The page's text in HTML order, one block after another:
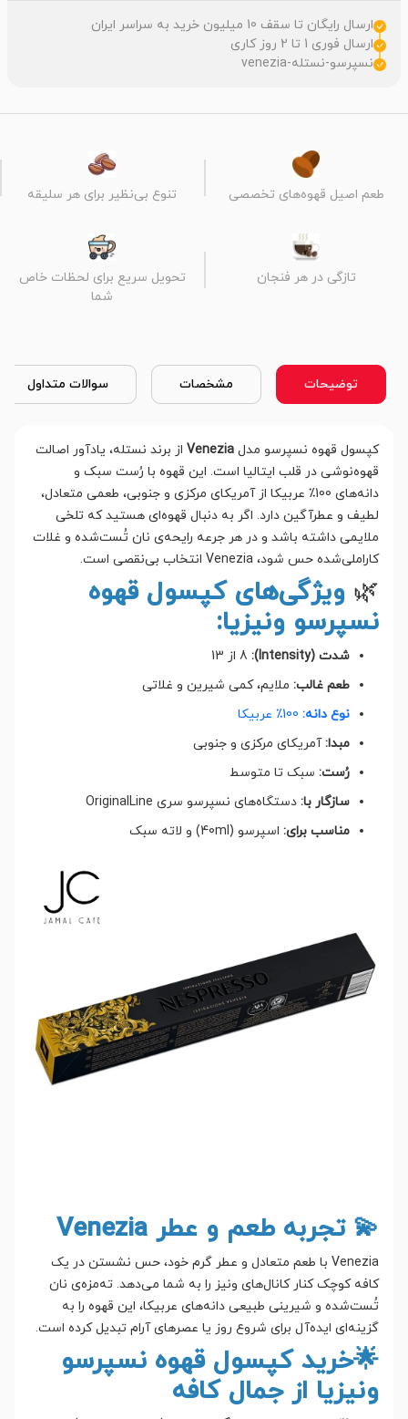
ارسال رایگان تا سقف 10 میلیون خرید به سراسر ایران
ارسال فوری 1 تا 2 روز کاری
نسپرسو-نستله-venezia
طعم اصیل قهوه‌های تخصصی تنوع بی‌نظیر برای هر سلیقه
تازگی در هر فنجان
تحویل سریع برای لحظات خاص
شما
توضیحات مشخصات سوالات متداول
کپسول قهوه نسپرسو مدل Venezia از برند نستله، یادآور اصالت
قهوه‌نوشی در قلب ایتالیا است. این قهوه با رُست سبک و
دانه‌های 100٪ عربیکا از آمریکای مرکزی و جنوبی، طعمی متعادل،
لطیف و عطرآگین دارد. اگر به دنبال قهوه‌ای هستید که تلخی
ملایمی داشته باشد و در هر جرعه رایحه‌ی نان تُست‌شده و غلات
کاراملی‌شده حس شود، Venezia انتخاب بی‌نقصی است.
🌿 ویژگی‌های کپسول قهوه
نسپرسو ونیزیا:
شدت (Intensity):
طعم غالب: ملایم، کمی شیرین و غلاتی
نوع دانه:
مبدا: آمریکای مرکزی و جنوبی
رُست: سبک تا متوسط
سازگار با: دستگاه‌های نسپرسو سری OriginalLine
مناسب برای: اسپرسو (40ml) و لاته سبک
💫 تجربه طعم و عطر Venezia
Venezia با طعم متعادل و عطر گرم خود، حس نشستن در یک
کافه کوچک کنار کانال‌های ونیز را به شما می‌دهد. ته‌مزه‌ی نان
تُست‌شده و شیرینی طبیعی دانه‌های عربیکا، این قهوه را به
گزینه‌ای ایده‌آل برای شروع روز یا عصرهای آرام تبدیل کرده است.
🌟خرید کپسول قهوه نسپرسو
ونیزیا از جمال کافه